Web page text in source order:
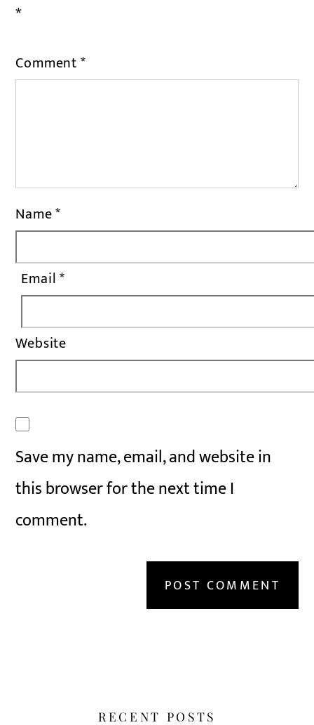
*
Comment*
Name*
Email*
Website
Save my name, email, and website in
this browser for the next time I
comment.
RECENT POSTS